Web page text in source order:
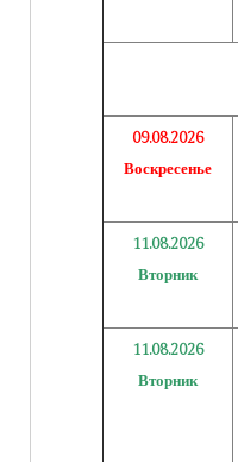
09.08.2026
Воскресенье
11.08.2026
Вторник
11.08.2026
Вторник